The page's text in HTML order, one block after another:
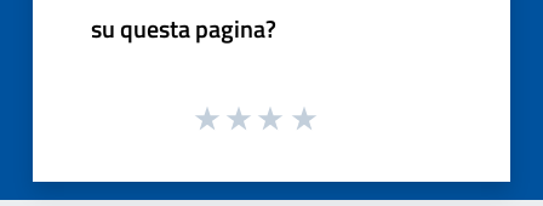
su questa pagina?